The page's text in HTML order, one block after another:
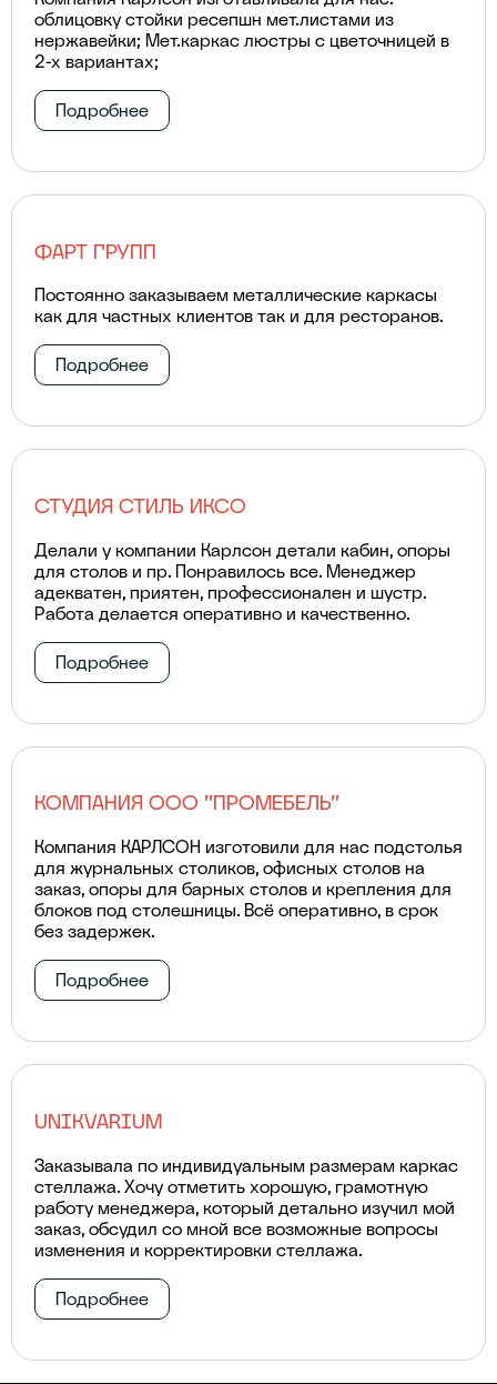
облицовку стойки ресепшн мет.листами из
нержавейки; Мет.каркас люстры с цветочницей в
2-х вариантах;
Подробнее
ФАРТ ГРУПП
Постоянно заказываем металлические каркасы
как для частных клиентов так и для ресторанов.
Подробнее
СТУДИЯ СТИЛЬ ИКСО
Делали у компании Карлсон детали кабин, опоры
для столов и пр. Понравилось все. Менеджер
адекватен, приятен, профессионален и шустр.
Работа делается оперативно и качественно.
Подробнее
КОМПАНИЯ ООО "ПРОМЕБЕЛЬ"
Компания КАРЛСОН изготовили для нас подстолья
для журнальных столиков, офисных столов на
заказ, опоры для барных столов и крепления для
блоков под столешницы. Всё оперативно, в срок
без задержек.
Подробнее
UNIKVARIUM
Заказывала по индивидуальным размерам каркас
стеллажа. Хочу отметить хорошую, грамотную
работу менеджера, который детально изучил мой
заказ, обсудил со мной все возможные вопросы
изменения и корректировки стеллажа.
Подробнее